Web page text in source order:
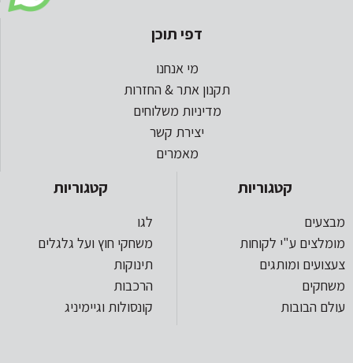
דפי תוכן
מי אנחנו
תקנון אתר & החזרות
מדיניות משלוחים
יצירת קשר
מאמרים
קטגוריות
מבצעים
מומלצים ע"י לקוחות
צעצועים ומותגים
משחקים
עולם הבובות
קטגוריות
לגו
משחקי חוץ ועל גלגלים
תינוקות
הרכבות
קונסולות וגיימיניג